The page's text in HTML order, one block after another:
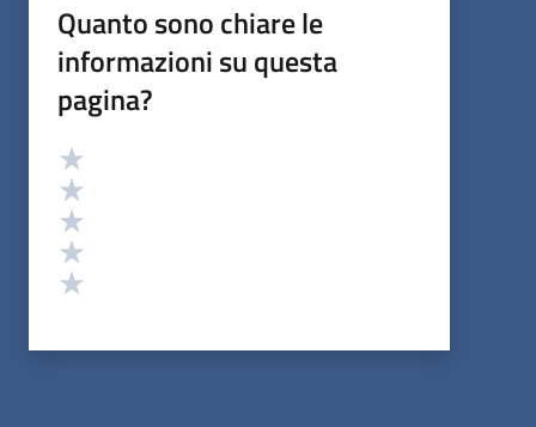
Quanto sono chiare le
informazioni su questa
pagina?
Valutazione